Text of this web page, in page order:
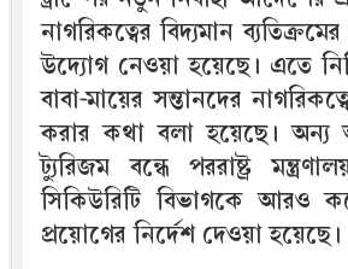
নাগরিকত্বের বিদ্যমান
উদ্যোগ নেওয়া হয়েছে। এতে
বাবা-মায়ের সন্তানদের
করার কথা বলা হয়েছে। অন্য
ট্যুরিজম বন্ধে পররাষ্ট্র
সিকিউরিটি বিভাগকে আরও
প্রয়োগের নির্দেশ দেওয়া হয়েছে।